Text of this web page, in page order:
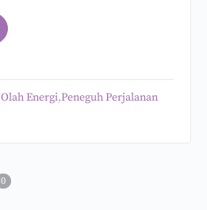
Olah Energi,Peneguh Perjalanan
0